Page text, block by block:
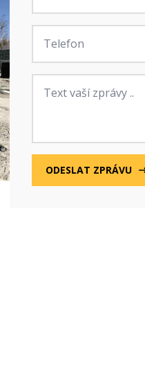
Telefon
Zpráva
ODESLAT ZPRÁVU